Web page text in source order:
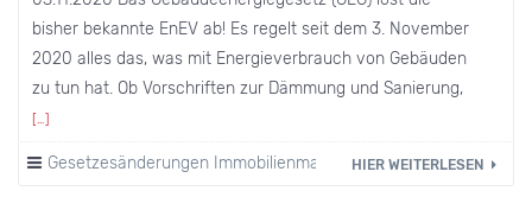
bisher bekannte EnEV ab! Es regelt seit dem 3. November
2020 alles das, was mit Energieverbrauch von Gebäuden
zu tun hat. Ob Vorschriften zur Dämmung und Sanierung,
[…]
Gesetzesänderungen Immobilienmarkt HIER WEITERLESEN